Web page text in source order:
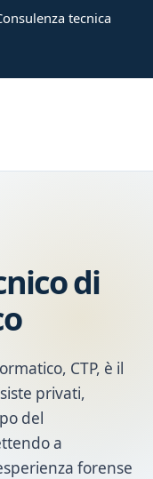
tecnica
di
CTP, è il
privati,
del
a
forense